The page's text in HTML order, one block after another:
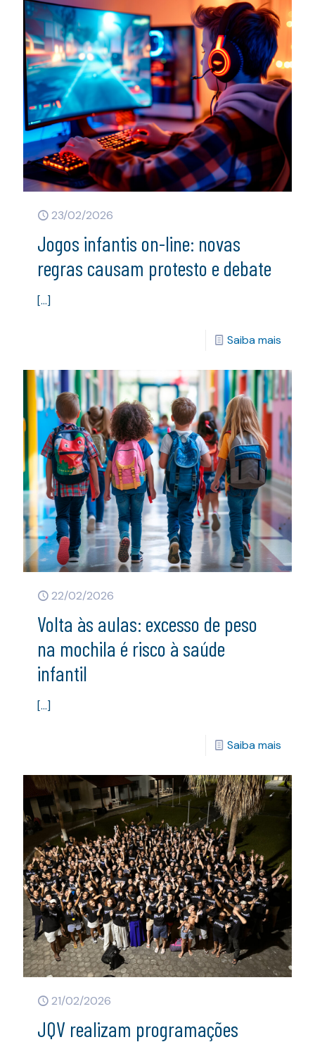
23/02/2026
Jogos infantis on-line: novas
regras causam protesto e debate
[…]
Saiba mais
22/02/2026
Volta às aulas: excesso de peso
na mochila é risco à saúde
infantil
[…]
Saiba mais
21/02/2026
JQV realizam programações